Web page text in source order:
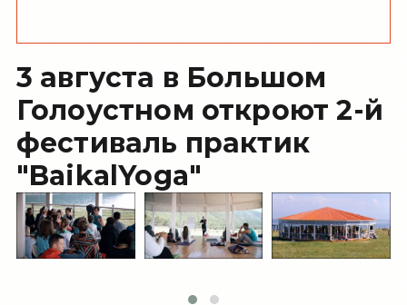
3 августа в Большом
Голоустном откроют 2-й
фестиваль практик
"BaikalYoga"